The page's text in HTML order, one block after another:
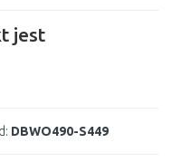
jest
DBWO490-S449